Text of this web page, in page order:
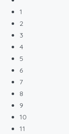
1
2
3
4
5
6
7
8
9
10
11